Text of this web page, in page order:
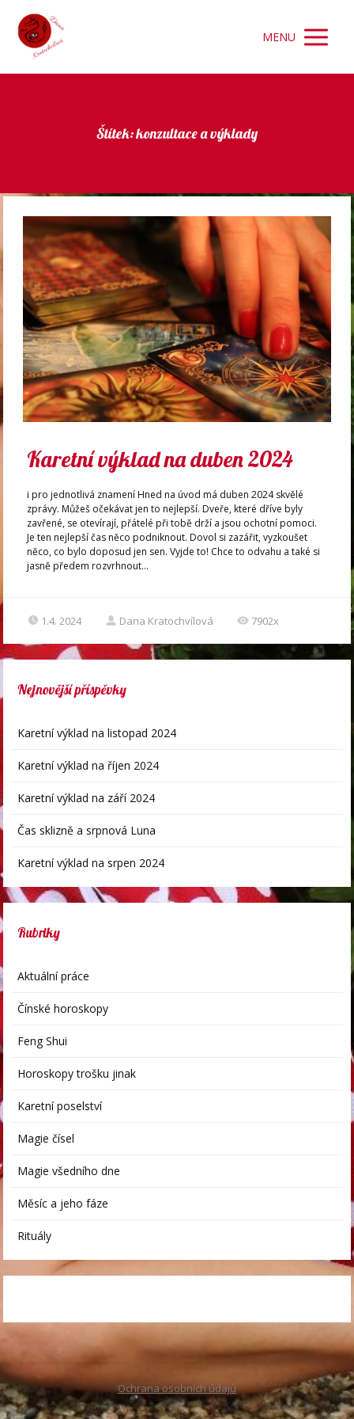
MENU
Štítek: konzultace a výklady
Karetní výklad na duben 2024
i pro jednotlivá znamení Hned na úvod má duben 2024 skvělé
zprávy. Můžeš očekávat jen to nejlepší. Dveře, které dříve byly
zavřené, se otevírají, přátelé při tobě drží a jsou ochotní pomoci.
Je ten nejlepší čas něco podniknout. Dovol si zazářit, vyzkoušet
něco, co bylo doposud jen sen. Vyjde to! Chce to odvahu a také si
jasně předem rozvrhnout...
1.4. 2024 Dana Kratochvílová 7902x
Nejnovější příspěvky
Karetní výklad na listopad 2024
Karetní výklad na říjen 2024
Karetní výklad na září 2024
Čas sklizně a srpnová Luna
Karetní výklad na srpen 2024
Rubriky
Aktuální práce
Čínské horoskopy
Feng Shui
Horoskopy trošku jinak
Karetní poselství
Magie čísel
Magie všedního dne
Měsíc a jeho fáze
Rituály
Ochrana osobních údajů